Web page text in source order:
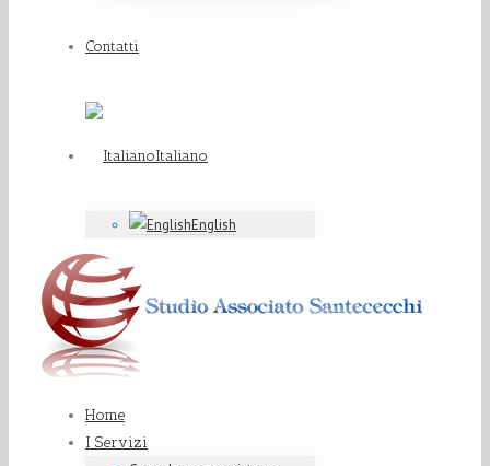
Contatti
Italiano
English
Home
I Servizi